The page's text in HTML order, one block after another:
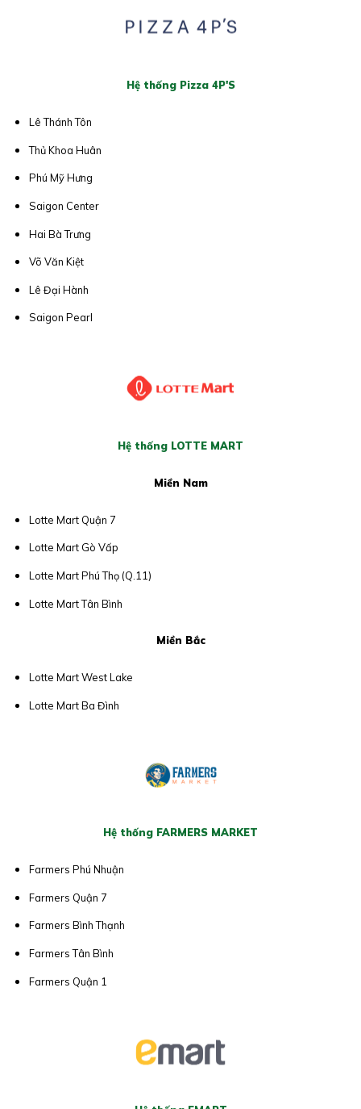
Hệ thống Pizza 4P'S
Lê Thánh Tôn
Thủ Khoa Huân
Phú Mỹ Hưng
Saigon Center
Hai Bà Trưng
Võ Văn Kiệt
Lê Đại Hành
Saigon Pearl
Hệ thống LOTTE MART
Miền Nam
Lotte Mart Quận 7
Lotte Mart Gò Vấp
Lotte Mart Phú Thọ (Q.11)
Lotte Mart Tân Bình
Miền Bắc
Lotte Mart West Lake
Lotte Mart Ba Đình
Hệ thống FARMERS MARKET
Farmers Phú Nhuận
Farmers Quận 7
Farmers Bình Thạnh
Farmers Tân Bình
Farmers Quận 1